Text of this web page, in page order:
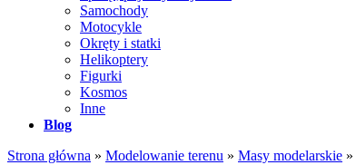
Samochody
Motocykle
Okręty i statki
Helikoptery
Figurki
Kosmos
Inne
Blog
Strona główna » Modelowanie terenu » Masy modelarskie »